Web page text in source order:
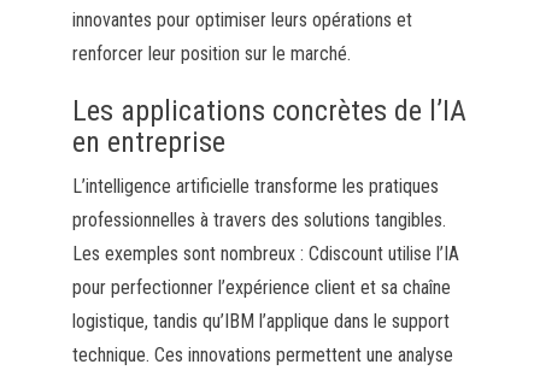
innovantes pour optimiser leurs opérations et
renforcer leur position sur le marché.
Les applications concrètes de l’IA
en entreprise
L’intelligence artificielle transforme les pratiques
professionnelles à travers des solutions tangibles.
Les exemples sont nombreux : Cdiscount utilise l’IA
pour perfectionner l’expérience client et sa chaîne
logistique, tandis qu’IBM l’applique dans le support
technique. Ces innovations permettent une analyse